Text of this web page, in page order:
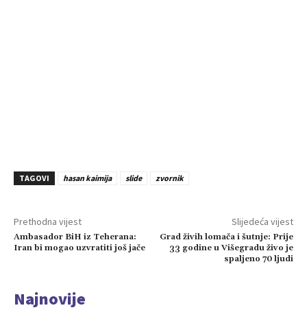
TAGOVI hasan kaimija slide zvornik
Prethodna vijest
Ambasador BiH iz Teherana:
Iran bi mogao uzvratiti još jače
Slijedeća vijest
Grad živih lomača i šutnje: Prije
33 godine u Višegradu živo je
spaljeno 70 ljudi
Najnovije